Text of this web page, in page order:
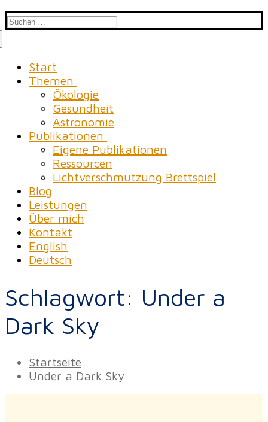
Suchen
nach:
Start
Themen
Ökologie
Gesundheit
Astronomie
Publikationen
Eigene Publikationen
Ressourcen
Lichtverschmutzung Brettspiel
Blog
Leistungen
Über mich
Kontakt
English
Deutsch
Schlagwort: Under a
Dark Sky
Startseite
Under a Dark Sky